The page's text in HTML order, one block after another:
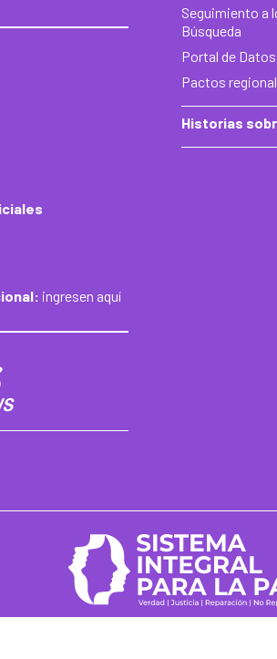
ingresen aquí
Seguimiento a
Búsqueda
Portal de Datos
Pactos
Historias